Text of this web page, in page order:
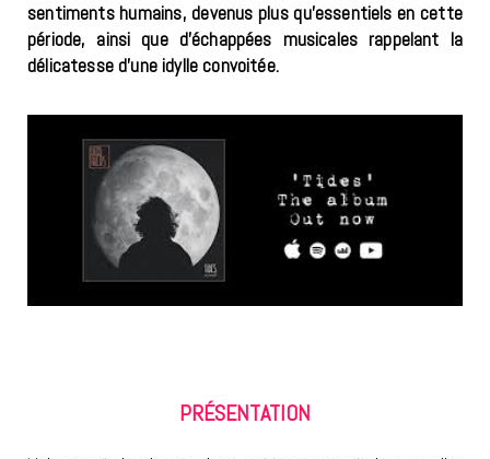
sentiments humains, devenus plus qu’essentiels en cette
période, ainsi que d’échappées musicales rappelant la
délicatesse d’une idylle convoitée.
PRÉSENTATION